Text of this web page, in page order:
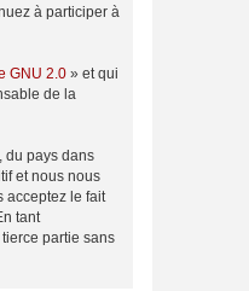
à participer à
GNU 2.0 » et qui
de la
du pays dans
et nous nous
acceptez le fait
tant
partie sans